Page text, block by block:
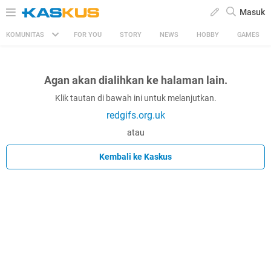
Masuk
KOMUNITAS FOR YOU STORY NEWS HOBBY GAMES
Agan akan dialihkan ke halaman lain.
Klik tautan di bawah ini untuk melanjutkan.
redgifs.org.uk
atau
Kembali ke Kaskus